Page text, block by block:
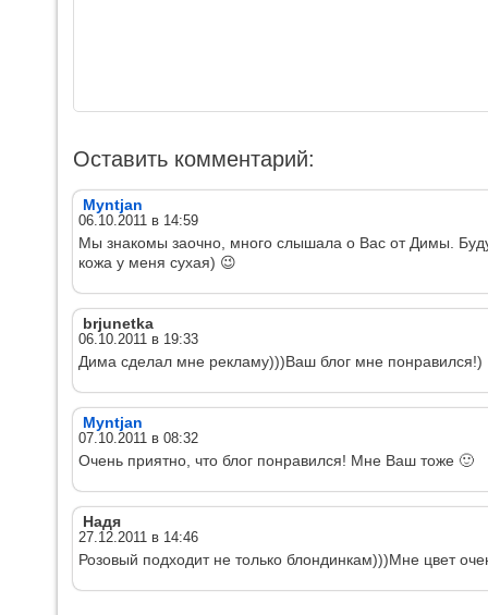
Оставить комментарий:
Myntjan
06.10.2011 в 14:59
Мы знакомы заочно, много слышала о Вас от Димы. Буду
кожа у меня сухая) 😉
brjunetka
06.10.2011 в 19:33
Дима сделал мне рекламу)))Ваш блог мне понравился!)
Myntjan
07.10.2011 в 08:32
Очень приятно, что блог понравился! Мне Ваш тоже 🙂
Надя
27.12.2011 в 14:46
Розовый подходит не только блондинкам)))Мне цвет